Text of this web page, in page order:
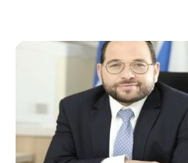
מחוז דרום
ירושלים
תל אביב